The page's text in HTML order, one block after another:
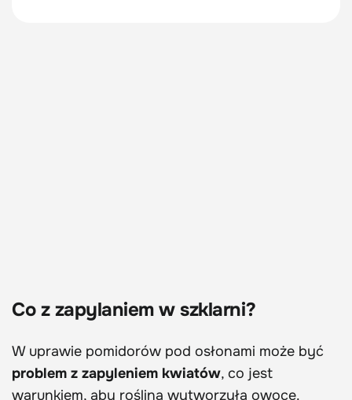
Co z zapylaniem w szklarni?
W uprawie pomidorów pod osłonami może być
problem z zapyleniem kwiatów, co jest
warunkiem, aby roślina wytworzyła owoce.